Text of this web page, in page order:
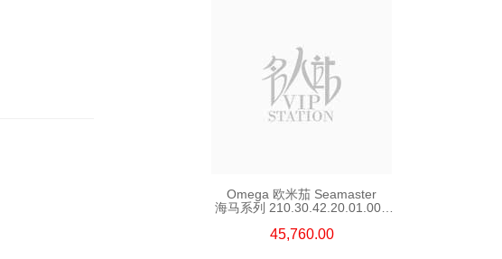
Omega 欧米茄 Seamaster
海马系列 210.30.42.20.01.002
45,760.00